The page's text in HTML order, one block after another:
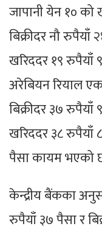
जापानी येन १० को
बिक्रीदर नौ
खरिददर १९ रुपैयाँ
अरेबियन रियाल
बिक्रीदर ३७
खरिददर ३८ रुपैयाँ
पैसा कायम भएको
केन्द्रीय बैंकका
रुपैयाँ ३७ पैसा र